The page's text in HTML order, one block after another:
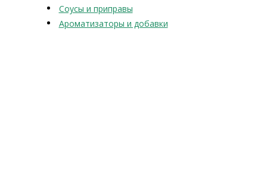
Соусы и приправы
Ароматизаторы и добавки